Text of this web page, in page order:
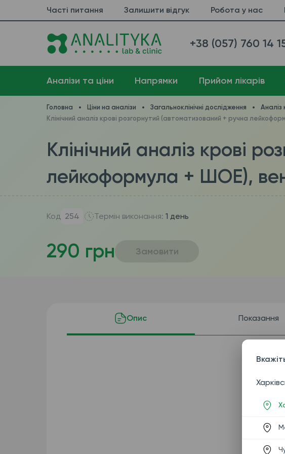
Часті питання Залишити відгук Робота у нас
+38 (057) 760 14
Аналізи та ціни Напрямки Прийом лікарів
Головна Ціни на аналізи Загальноклінічні дослідження
Аналіз
Клінічний аналіз крові розгорнутий (автоматизований + ручна
Клінічний аналіз крові
лейкоформула + ШОЕ),
Код 254 Термін виконання: 1 день
290 грн Замовити
Опис Показання